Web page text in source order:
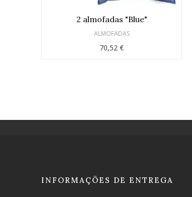
2 almofadas "Blue"
ALMOFADAS
70,52 €
INFORMAÇÕES DE ENTREGA